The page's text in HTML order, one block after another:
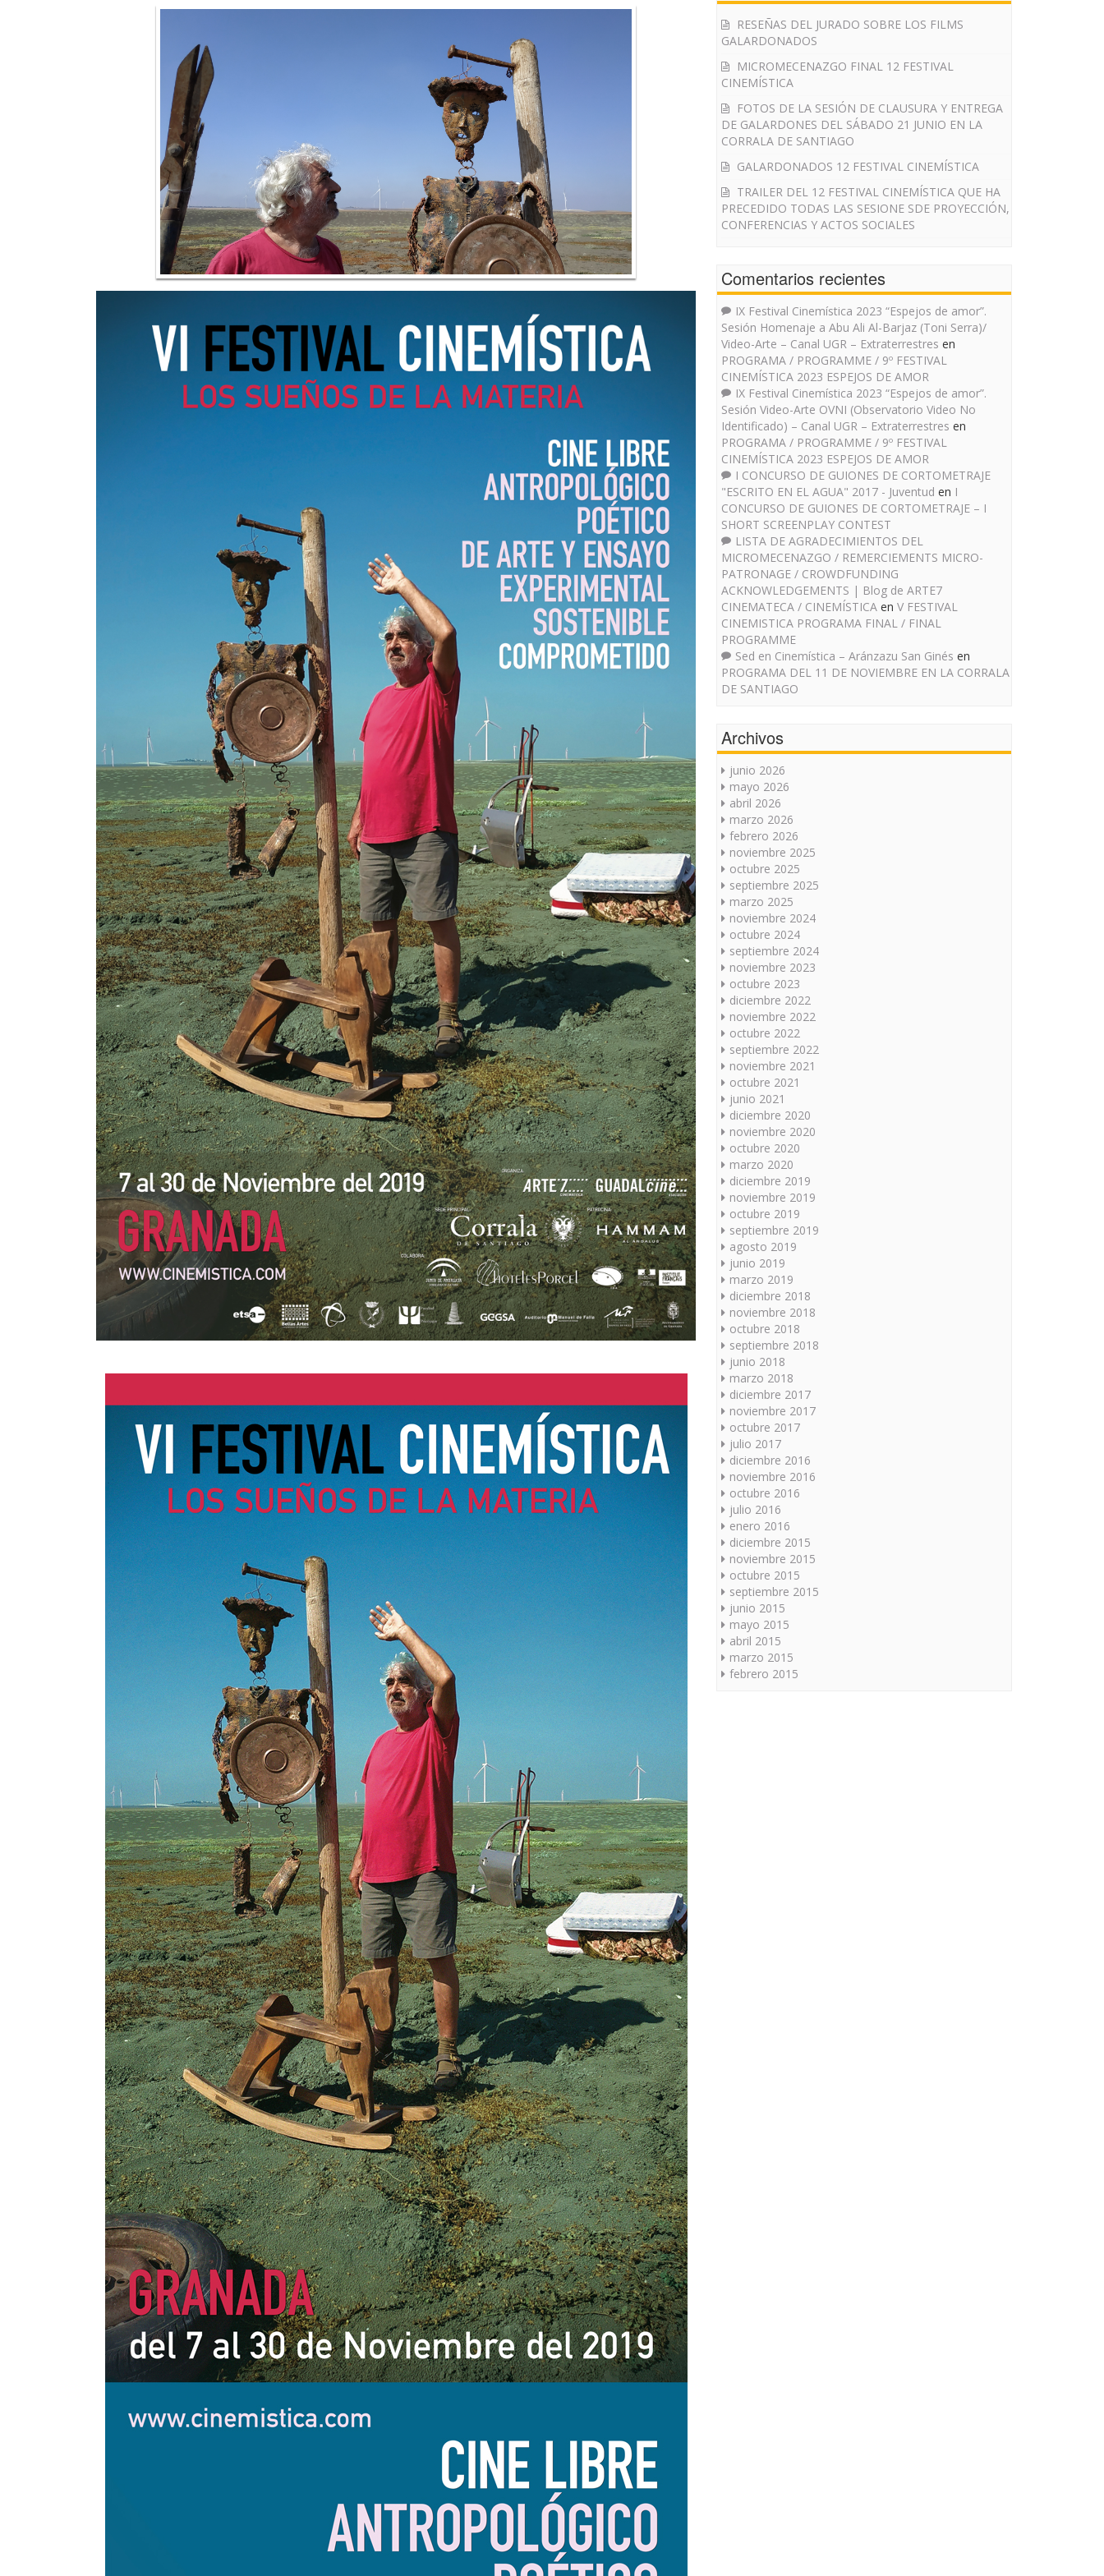
RESEÑAS DEL JURADO SOBRE LOS FILMS
GALARDONADOS
MICROMECENAZGO FINAL 12 FESTIVAL
CINEMÍSTICA
FOTOS DE LA SESIÓN DE CLAUSURA Y ENTREGA
DE GALARDONES DEL SÁBADO 21 JUNIO EN LA
CORRALA DE SANTIAGO
GALARDONADOS 12 FESTIVAL CINEMÍSTICA
TRAILER DEL 12 FESTIVAL CINEMÍSTICA QUE HA
PRECEDIDO TODAS LAS SESIONE SDE PROYECCIÓN,
CONFERENCIAS Y ACTOS SOCIALES
Comentarios recientes
IX Festival Cinemística 2023 “Espejos de amor”.
Sesión Homenaje a Abu Ali Al-Barjaz (Toni Serra)/
Video-Arte – Canal UGR – Extraterrestres en
PROGRAMA / PROGRAMME / 9º FESTIVAL
CINEMÍSTICA 2023 ESPEJOS DE AMOR
IX Festival Cinemística 2023 “Espejos de amor”.
Sesión Video-Arte OVNI (Observatorio Video No
Identificado) – Canal UGR – Extraterrestres en
PROGRAMA / PROGRAMME / 9º FESTIVAL
CINEMÍSTICA 2023 ESPEJOS DE AMOR
I CONCURSO DE GUIONES DE CORTOMETRAJE
"ESCRITO EN EL AGUA" 2017 - Juventud en I
CONCURSO DE GUIONES DE CORTOMETRAJE – I
SHORT SCREENPLAY CONTEST
LISTA DE AGRADECIMIENTOS DEL
MICROMECENAZGO / REMERCIEMENTS MICRO-
PATRONAGE / CROWDFUNDING
ACKNOWLEDGEMENTS | Blog de ARTE7
CINEMATECA / CINEMÍSTICA en V FESTIVAL
CINEMISTICA PROGRAMA FINAL / FINAL
PROGRAMME
Sed en Cinemística – Aránzazu San Ginés en
PROGRAMA DEL 11 DE NOVIEMBRE EN LA CORRALA
DE SANTIAGO
Archivos
junio 2026
mayo 2026
abril 2026
marzo 2026
febrero 2026
noviembre 2025
octubre 2025
septiembre 2025
marzo 2025
noviembre 2024
octubre 2024
septiembre 2024
noviembre 2023
octubre 2023
diciembre 2022
noviembre 2022
octubre 2022
septiembre 2022
noviembre 2021
octubre 2021
junio 2021
diciembre 2020
noviembre 2020
octubre 2020
marzo 2020
diciembre 2019
noviembre 2019
octubre 2019
septiembre 2019
agosto 2019
junio 2019
marzo 2019
diciembre 2018
noviembre 2018
octubre 2018
septiembre 2018
junio 2018
marzo 2018
diciembre 2017
noviembre 2017
octubre 2017
julio 2017
diciembre 2016
noviembre 2016
octubre 2016
julio 2016
enero 2016
diciembre 2015
noviembre 2015
octubre 2015
septiembre 2015
junio 2015
mayo 2015
abril 2015
marzo 2015
febrero 2015